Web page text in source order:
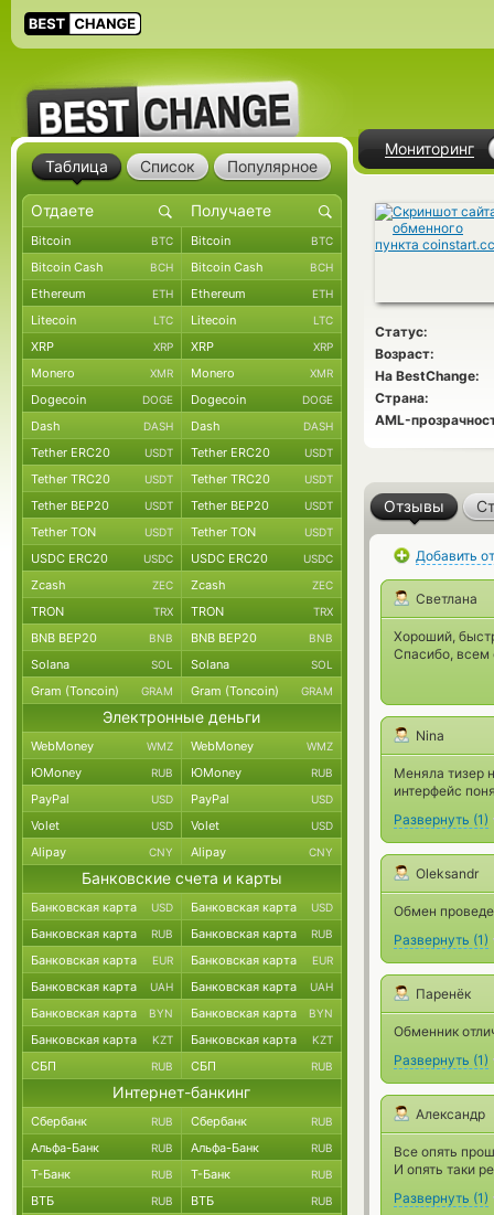
Мониторинг
Статус:
Возраст:
На BestChange:
Страна:
AML-
Отзывы
Добавить
Светлана
Хороший,
Спасибо, всем
Nina
Меняла тизер
интерфейс
Развернуть (1)
Oleksandr
Обмен
Развернуть (1)
Паренёк
Обменник
Развернуть (1)
Александр
Все опять
И опять таки
Развернуть (1)
Таблица Список Популярное
Bitcoin BTC Bitcoin BTC
Bitcoin Cash BCH Bitcoin Cash BCH
Ethereum ETH Ethereum ETH
Litecoin LTC Litecoin LTC
XRP XRP XRP XRP
Monero XMR Monero XMR
Dogecoin DOGE Dogecoin DOGE
Dash DASH Dash DASH
Tether ERC20 USDT Tether ERC20 USDT
Tether TRC20 USDT Tether TRC20 USDT
Tether BEP20 USDT Tether BEP20 USDT
Tether TON USDT Tether TON USDT
USDC ERC20 USDC USDC ERC20 USDC
Zcash ZEC Zcash ZEC
TRON TRX TRON TRX
BNB BEP20 BNB BNB BEP20 BNB
Solana SOL Solana SOL
Gram (Toncoin) GRAM Gram (Toncoin) GRAM
Электронные деньги
WebMoney WMZ WebMoney WMZ
ЮMoney RUB ЮMoney RUB
PayPal USD PayPal USD
Volet USD Volet USD
Alipay CNY Alipay CNY
Банковские счета и карты
Банковская карта USD Банковская карта USD
Банковская карта RUB Банковская карта RUB
Банковская карта EUR Банковская карта EUR
Банковская карта UAH Банковская карта UAH
Банковская карта BYN Банковская карта BYN
Банковская карта KZT Банковская карта KZT
СБП RUB СБП RUB
Интернет-банкинг
Сбербанк RUB Сбербанк RUB
Альфа-Банк RUB Альфа-Банк RUB
Т-Банк RUB Т-Банк RUB
ВТБ RUB ВТБ RUB